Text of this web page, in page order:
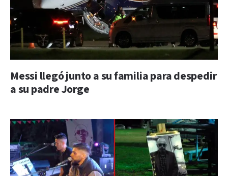
Messi llegó junto a su familia para despedir
a su padre Jorge